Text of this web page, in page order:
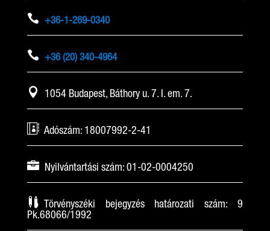
 +36-1-269-0340
 +36 (20) 340-4964
 1054 Budapest, Báthory u. 7. I. em. 7.
Adószám: 18007992-2-41
Nyilvántartási szám: 01-02-0004250
 Törvényszéki bejegyzés határozati szám: 9
Pk.68066/1992